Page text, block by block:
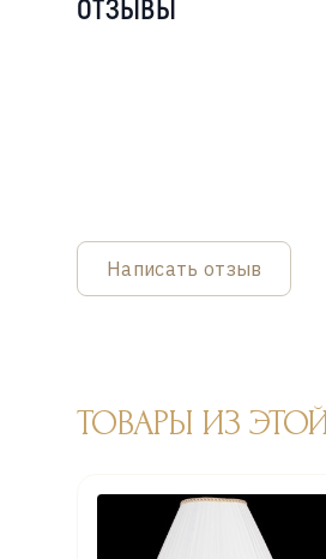
ОТЗЫВЫ
Написать отзыв
ТОВАРЫ ИЗ